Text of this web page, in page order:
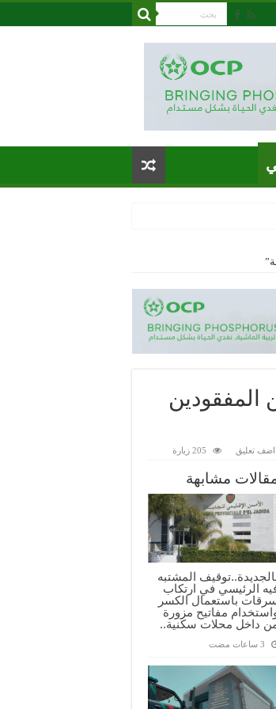
المفقودين
اضف تعليق 205 زيارة
مشابهة
المشتبه
الرئيسي في ارتكاب
باستعمال الكسر
مفاتيح مزورة
داخل محلات سكنية..